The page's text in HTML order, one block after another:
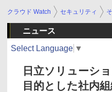
クラウド Watch セキュリティ
ニュース
Select Language ▼
日立ソリューシ
目的とした社内